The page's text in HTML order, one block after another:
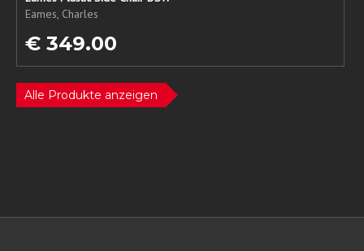
Eames, Charles
€ 349.00
Alle Produkte anzeigen